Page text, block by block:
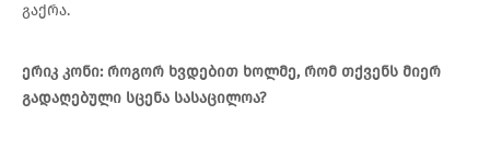
გაქრა.
ერიკ კონი: როგორ ხვდებით ხოლმე, რომ თქვენს მიერ
გადაღებული სცენა სასაცილოა?